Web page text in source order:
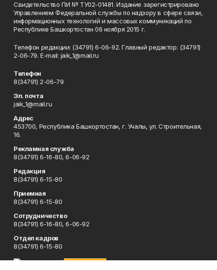
Свидетельство ПИ № ТУ02-01481. Издание зарегистрировано
Управлением Федеральной службы по надзору в сфере связи,
информационных технологий и массовых коммуникаций по
Республике Башкортостан 06 ноября 2015 г.
Телефон редакции: (34791) 6-06-92. Главный редактор: (34791)
2-06-79. Е-mаil: jaik_1@mail.ru
Телефон
8(34791) 2-06-79
Эл. почта
jaik_1@mail.ru
Адрес
453700, Республика Башкортостан, г. Учалы, ул. Строительная,
16.
Рекламная служба
8(34791) 6-16-80, 6-06-92
Редакция
8(34791) 6-15-80
Приемная
8(34791) 6-15-80
Сотрудничество
8(34791) 6-16-80, 6-06-92
Отдел кадров
8(34791) 6-15-80